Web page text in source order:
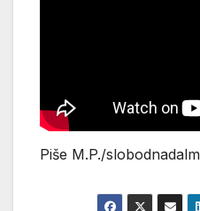
Piše M.P./